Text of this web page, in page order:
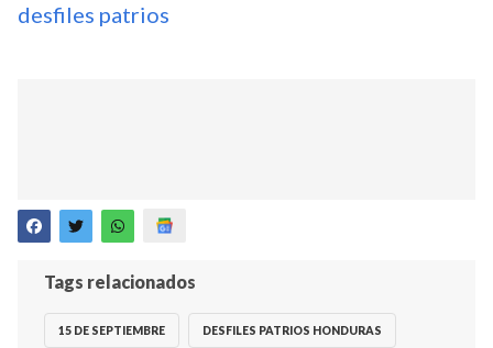
desfiles patrios
Tags relacionados
15 DE SEPTIEMBRE DESFILES PATRIOS HONDURAS